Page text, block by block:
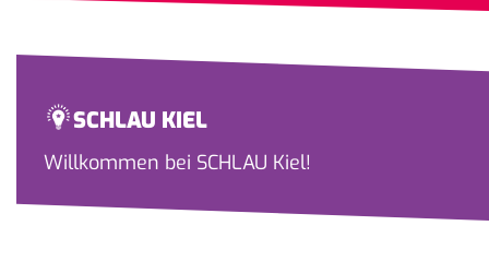
SCHLAU KIEL
Willkommen bei SCHLAU Kiel!